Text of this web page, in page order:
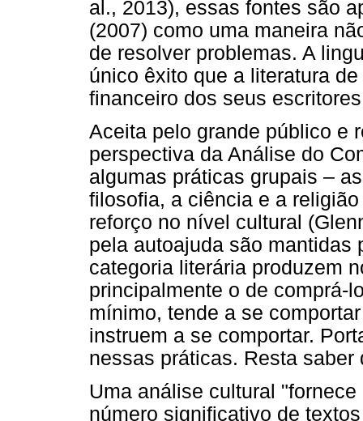
al., 2013), essas fontes são
(2007) como uma maneira
de resolver problemas. A
único êxito que a literatura
financeiro dos seus
Aceita pelo grande público e
perspectiva da Análise do
algumas práticas grupais –
filosofia, a ciência e a
reforço no nível cultural
pela autoajuda são
categoria literária produzem
principalmente o de comprá-
mínimo, tende a se
instruem a se comportar.
nessas práticas. Resta saber
Uma análise cultural
número significativo de